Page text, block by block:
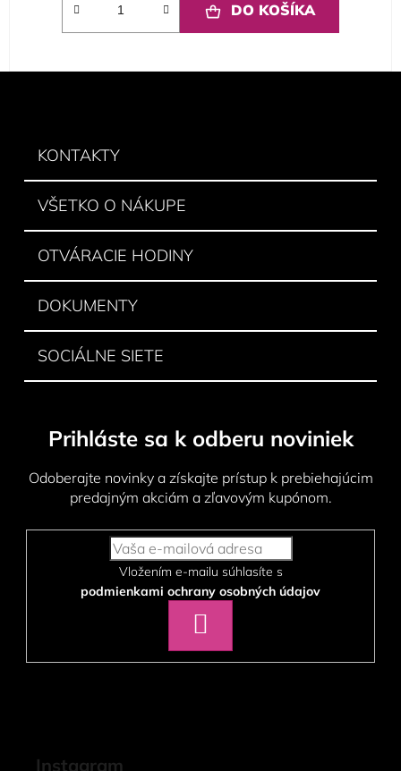
DO KOŠÍKA
KONTAKTY
VŠETKO O NÁKUPE
OTVÁRACIE HODINY
DOKUMENTY
SOCIÁLNE SIETE
Prihláste sa k odberu noviniek
Odoberajte novinky a získajte prístup k prebiehajúcim
predajným akciám a zľavovým kupónom.
podmienkami ochrany osobných údajov
SA
Instagram